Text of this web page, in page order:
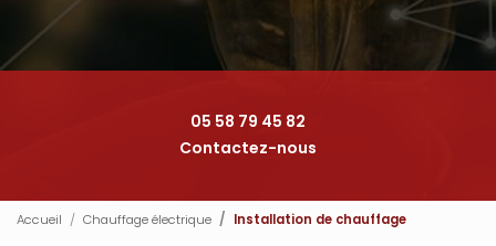
05 58 79 45 82
Contactez-nous
Accueil Chauffage électrique Installation de chauffage